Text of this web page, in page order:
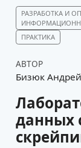
РАЗРАБОТКА И
ПРАКТИКА
АВТОР
Бизюк Андрей
данных